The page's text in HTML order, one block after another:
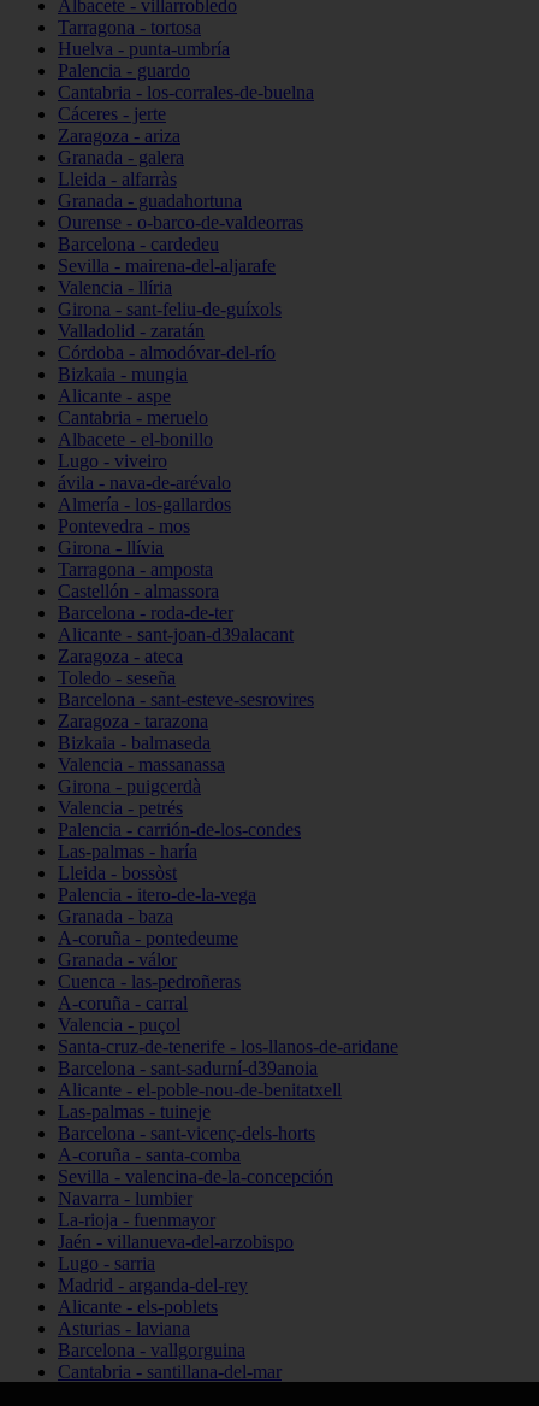
Albacete - villarrobledo
Tarragona - tortosa
Huelva - punta-umbría
Palencia - guardo
Cantabria - los-corrales-de-buelna
Cáceres - jerte
Zaragoza - ariza
Granada - galera
Lleida - alfarràs
Granada - guadahortuna
Ourense - o-barco-de-valdeorras
Barcelona - cardedeu
Sevilla - mairena-del-aljarafe
Valencia - llíria
Girona - sant-feliu-de-guíxols
Valladolid - zaratán
Córdoba - almodóvar-del-río
Bizkaia - mungia
Alicante - aspe
Cantabria - meruelo
Albacete - el-bonillo
Lugo - viveiro
ávila - nava-de-arévalo
Almería - los-gallardos
Pontevedra - mos
Girona - llívia
Tarragona - amposta
Castellón - almassora
Barcelona - roda-de-ter
Alicante - sant-joan-d39alacant
Zaragoza - ateca
Toledo - seseña
Barcelona - sant-esteve-sesrovires
Zaragoza - tarazona
Bizkaia - balmaseda
Valencia - massanassa
Girona - puigcerdà
Valencia - petrés
Palencia - carrión-de-los-condes
Las-palmas - haría
Lleida - bossòst
Palencia - itero-de-la-vega
Granada - baza
A-coruña - pontedeume
Granada - válor
Cuenca - las-pedroñeras
A-coruña - carral
Valencia - puçol
Santa-cruz-de-tenerife - los-llanos-de-aridane
Barcelona - sant-sadurní-d39anoia
Alicante - el-poble-nou-de-benitatxell
Las-palmas - tuineje
Barcelona - sant-vicenç-dels-horts
A-coruña - santa-comba
Sevilla - valencina-de-la-concepción
Navarra - lumbier
La-rioja - fuenmayor
Jaén - villanueva-del-arzobispo
Lugo - sarria
Madrid - arganda-del-rey
Alicante - els-poblets
Asturias - laviana
Barcelona - vallgorguina
Cantabria - santillana-del-mar